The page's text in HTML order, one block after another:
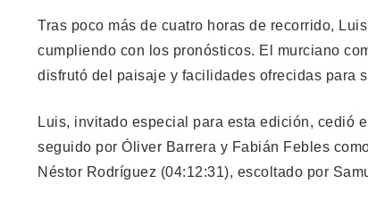
Tras poco más de cuatro horas de recorrido,
cumpliendo con los pronósticos. El murciano
disfrutó del paisaje y facilidades ofrecidas para
Luis, invitado especial para esta edición, cedió
seguido por Óliver Barrera y Fabián Febles
Néstor Rodríguez (04:12:31), escoltado por